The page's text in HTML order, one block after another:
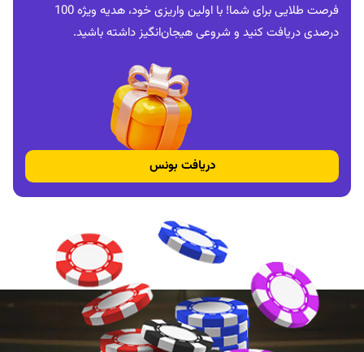
فرصت طلایی برای شما! با اولین واریزی خود، هدیه ویژه 100
درصدی دریافت کنید و شروعی هیجان‌انگیز داشته باشید.
دریافت بونس